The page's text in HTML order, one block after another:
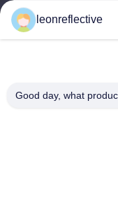
9:00-18:00
Ons adres
Technology Park,
leonreflective
Good day, what